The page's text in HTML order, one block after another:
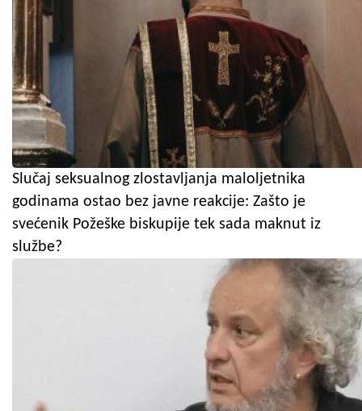
Slučaj seksualnog zlostavljanja maloljetnika
godinama ostao bez javne reakcije: Zašto je
svećenik Požeške biskupije tek sada maknut iz
službe?